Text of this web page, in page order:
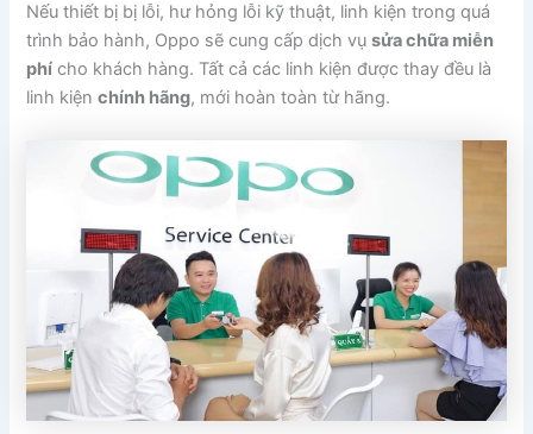
Nếu thiết bị bị lỗi, hư hỏng lỗi kỹ thuật, linh kiện trong quá
trình bảo hành, Oppo sẽ cung cấp dịch vụsửa chữa miễn
phí cho khách hàng. Tất cả các linh kiện được thay đều là
linh kiệnchính hãng, mới hoàn toàn từ hãng.